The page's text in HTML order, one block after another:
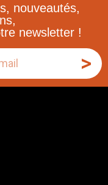
nouveautés,
newsletter !
>